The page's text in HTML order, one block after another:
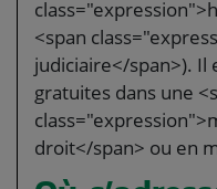
<span
judiciaire</span>). Il
gratuites dans une
droit</span> ou en